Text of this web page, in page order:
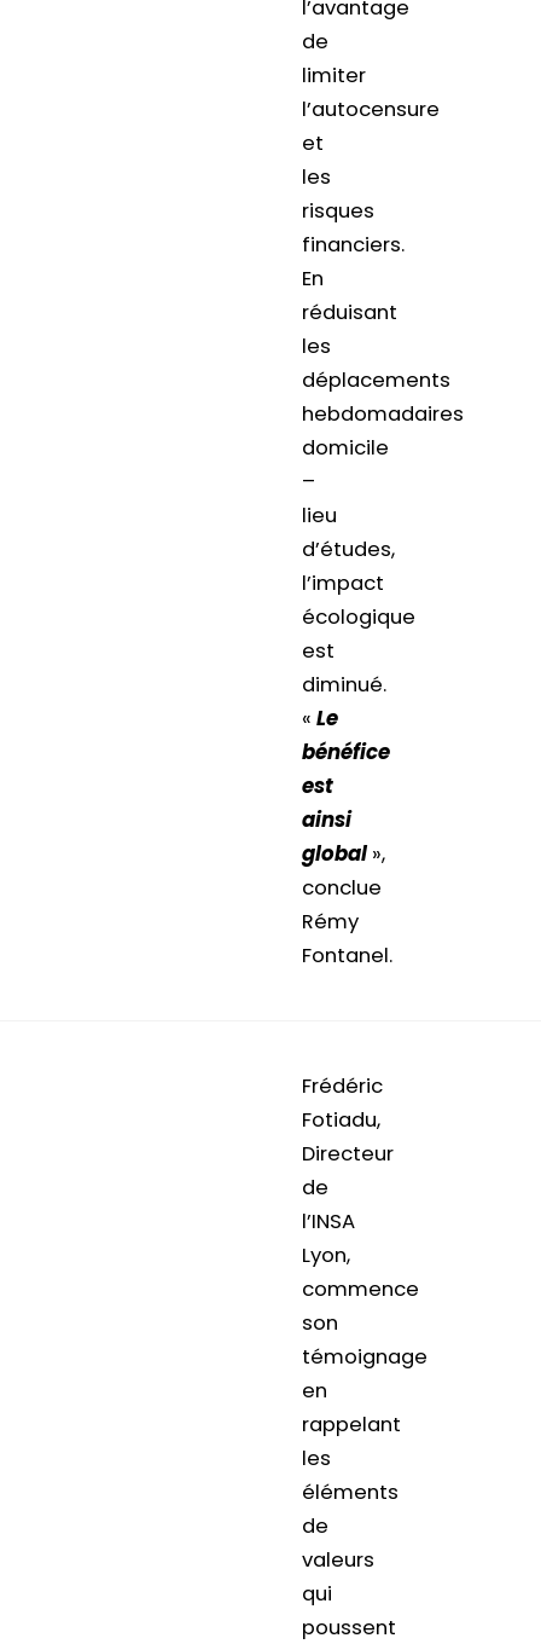
l’avantage
de
limiter
l’autocensure
et
les
risques
financiers.
En
réduisant
les
déplacements
hebdomadaires
domicile
–
lieu
d’études,
l’impact
écologique
est
diminué.
« Le
bénéfice
est
ainsi
global»,
conclue
Rémy
Fontanel.
Frédéric
Fotiadu,
Directeur
de
l’INSA
Lyon,
commence
son
témoignage
en
rappelant
les
éléments
de
valeurs
qui
poussent